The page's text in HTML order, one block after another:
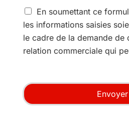
p
r
e
s
t
o
n
C
o
n
s
e
m
e
En soumettant ce
les informations saisies
le cadre de la demande de
relation commerciale qui
Envoyer